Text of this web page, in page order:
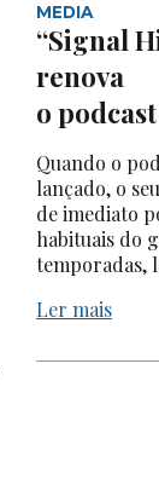
MEDIA
“Signal
renova
o
Quando o
lançado, o
de imediato
habituais do
temporadas,
Ler mais